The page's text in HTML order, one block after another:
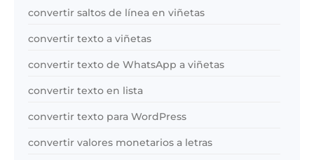
convertir saltos de línea en viñetas
convertir texto a viñetas
convertir texto de WhatsApp a viñetas
convertir texto en lista
convertir texto para WordPress
convertir valores monetarios a letras